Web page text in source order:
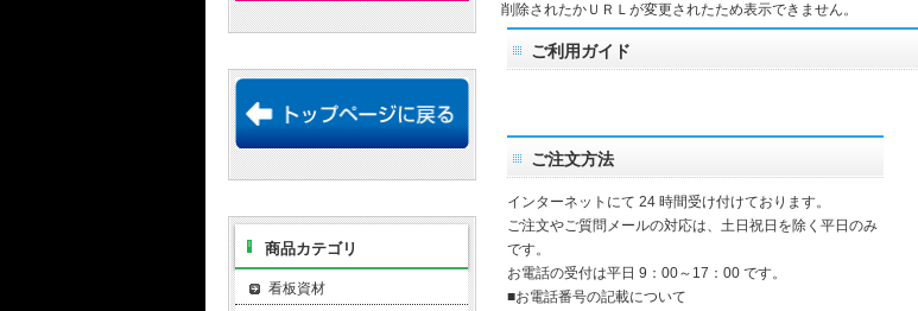
削除されたかＵＲＬが変更されたため表示できません。
ご利用ガイド
ご注文方法
インターネットにて 24 時間受け付けております。
ご注文やご質問メールの対応は、土日祝日を除く平日のみ
です。
お電話の受付は平日 9：00～17：00 です。
■お電話番号の記載について
商品カテゴリ
看板資材